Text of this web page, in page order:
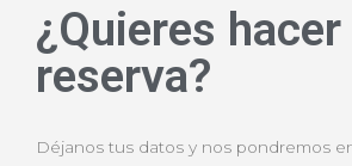
¿Quieres hacer
reserva?
Déjanos tus datos y nos pondremos